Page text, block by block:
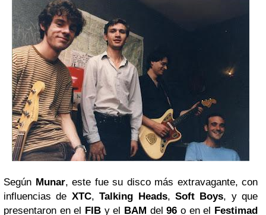
Según Munar, este fue su disco más extravagante, con
influencias de XTC,Talking Heads, Soft Boys, y que
presentaron en el FIB y el BAM del96 o en el Festimad